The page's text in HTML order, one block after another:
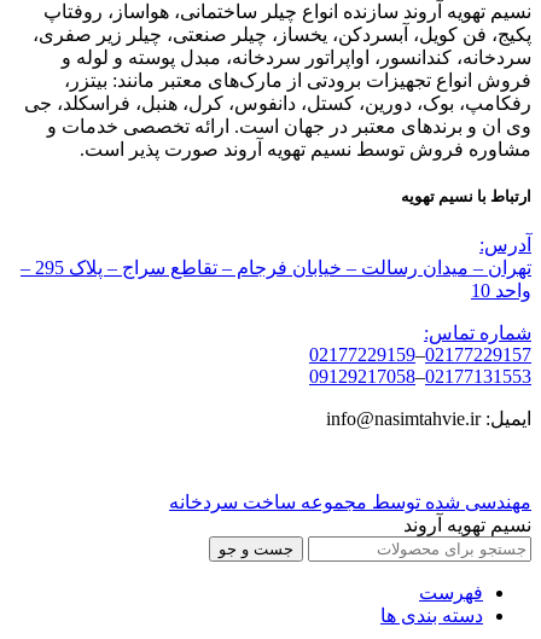
نسیم تهویه آروند سازنده انواع چیلر ساختمانی، هواساز، روفتاپ
پکیج، فن کویل، آبسردکن، یخساز، چیلر صنعتی، چیلر زیر صفری،
سردخانه، کندانسور، اواپراتور سردخانه، مبدل پوسته و لوله و
فروش انواع تجهیزات برودتی از مارک‌های معتبر مانند: بیتزر،
رفکامپ، بوک، دورین، کستل، دانفوس، کرل، هنبل، فراسکلد، جی
وی ان و برندهای معتبر در جهان است. ارائه تخصصی خدمات و
مشاوره فروش توسط نسیم تهویه آروند صورت پذیر است.
ارتباط با نسیم تهویه
آدرس:
تهران – میدان رسالت – خیابان فرجام – تقاطع سراج – پلاک 295 –
واحد 10
شماره تماس:
02177229157
–
02177229159
02177131553
–
09129217058
ایمیل: info@nasimtahvie.ir
مهندسی شده توسط مجموعه ساخت سردخانه
نسیم تهویه آروند
جست و جو
فهرست
دسته بندی ها